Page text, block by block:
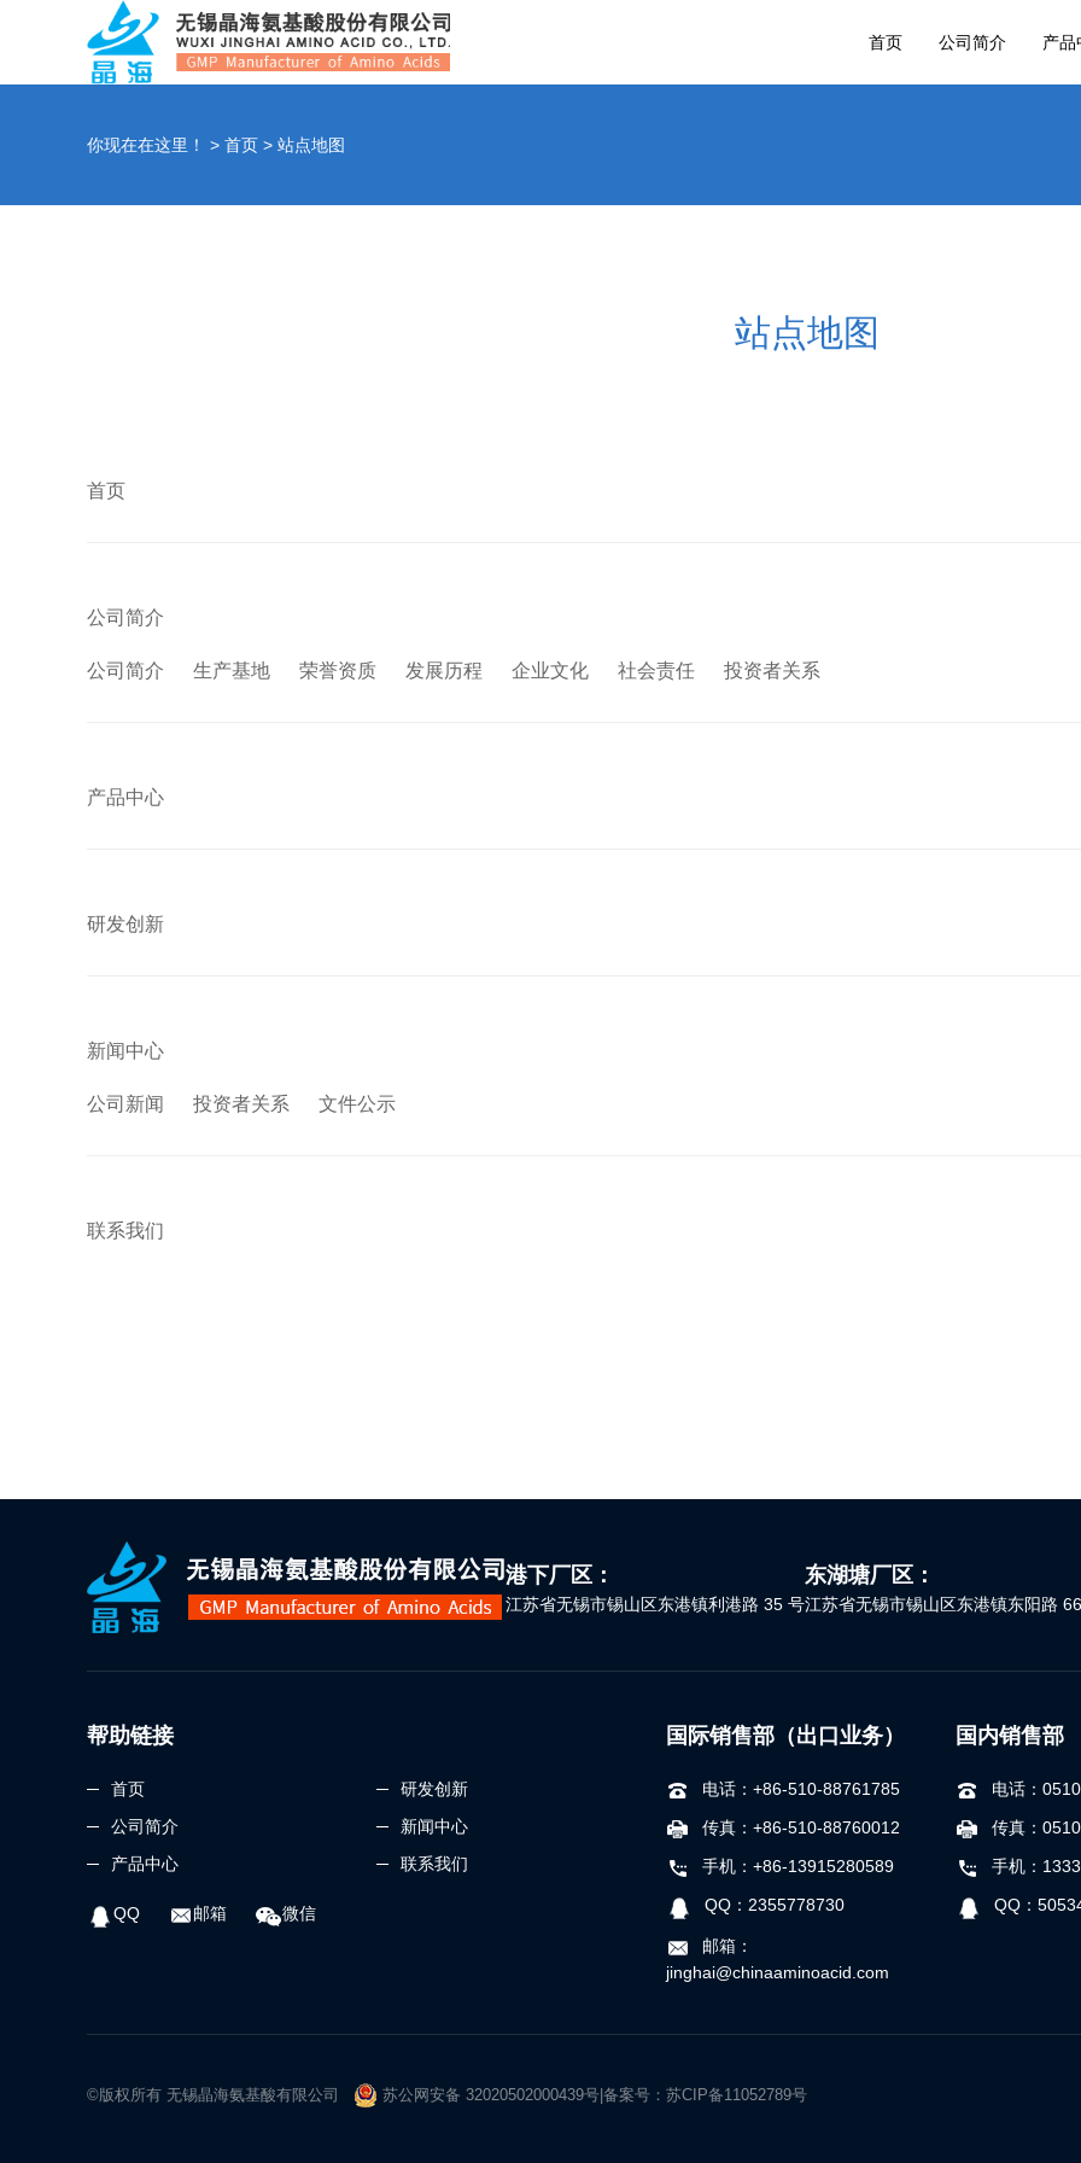
首页 公司简介 产品
你现在在这里！ > 首页 > 站点地图
站点地图
首页
公司简介
公司简介 生产基地 荣誉资质 发展历程 企业文化 社会责任 投资者关系
产品中心
研发创新
新闻中心
公司新闻 投资者关系 文件公示
联系我们
港下厂区：
江苏省无锡市锡山区东港镇利港路 35 号
东湖塘厂区：
江苏省无锡市锡山区东港镇东阳路
帮助链接
首页
公司简介
产品中心
研发创新
新闻中心
联系我们
国际销售部（出口业务）
电话：+86-510-88761785
传真：+86-510-88760012
手机：+86-13915280589
QQ：2355778730
邮箱：
jinghai@chinaaminoacid.com
国内销售部
电话：
传真：
手机：
QQ：
QQ 邮箱 微信
©版权所有 无锡晶海氨基酸有限公司 苏公网安备 32020502000439号|备案号： 苏CIP备11052789号